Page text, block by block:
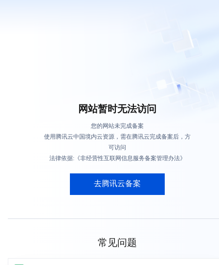
网站暂时无法访问
您的网站未完成备案
使用腾讯云中国境内云资源，需在腾讯云完成备案后，方
可访问
法律依据:《非经营性互联网信息服务备案管理办法》
去腾讯云备案
常见问题